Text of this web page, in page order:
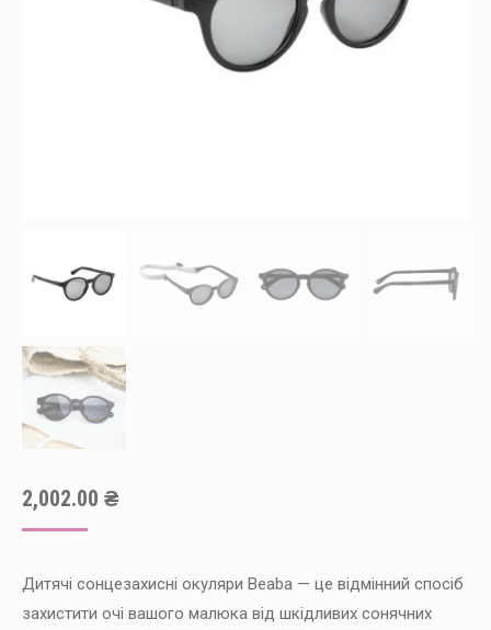
2,002.00 ₴
Дитячі сонцезахисні окуляри Beaba — це відмінний спосіб
захистити очі вашого малюка від шкідливих сонячних